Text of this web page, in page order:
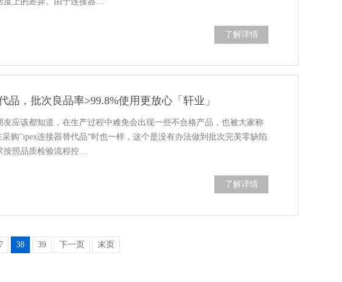
了解详情
品，批次良品率>99.8%使用更放心「轩业」
友应该都知道，在生产过程中难免会出现一些不合格产品，也被大家称
采购"ipex连接器替代品“时也一样，这个是没有办法做到批次完美零缺陷
按照品质检验流程控…
了解详情
38 39 下一页 末页